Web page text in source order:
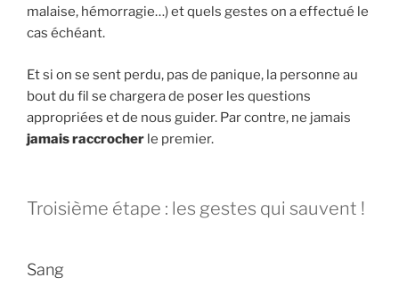
malaise, hémorragie…) et quels gestes on a effectué le
cas échéant.
Et si on se sent perdu, pas de panique, la personne au
bout du fil se chargera de poser les questions
appropriées et de nous guider. Par contre, ne jamais
jamais raccrocher le premier.
Troisième étape : les gestes qui sauvent !
Sang